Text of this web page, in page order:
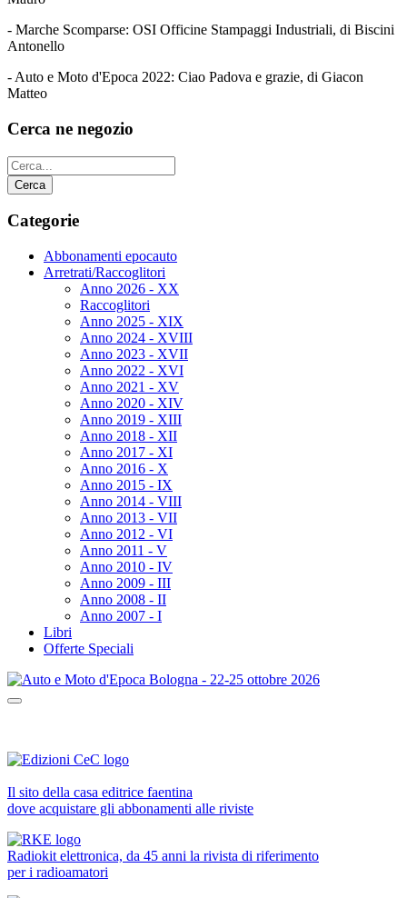
- Marche Scomparse: OSI Officine Stampaggi Industriali, di Biscini
Antonello
- Auto e Moto d'Epoca 2022: Ciao Padova e grazie, di Giacon
Matteo
Cerca ne negozio
Categorie
Abbonamenti epocauto
Arretrati/Raccoglitori
Anno 2026 - XX
Raccoglitori
Anno 2025 - XIX
Anno 2024 - XVIII
Anno 2023 - XVII
Anno 2022 - XVI
Anno 2021 - XV
Anno 2020 - XIV
Anno 2019 - XIII
Anno 2018 - XII
Anno 2017 - XI
Anno 2016 - X
Anno 2015 - IX
Anno 2014 - VIII
Anno 2013 - VII
Anno 2012 - VI
Anno 2011 - V
Anno 2010 - IV
Anno 2009 - III
Anno 2008 - II
Anno 2007 - I
Libri
Offerte Speciali
Il sito della casa editrice faentina
dove acquistare gli abbonamenti alle riviste
Radiokit elettronica, da 45 anni la rivista di riferimento
per i radioamatori